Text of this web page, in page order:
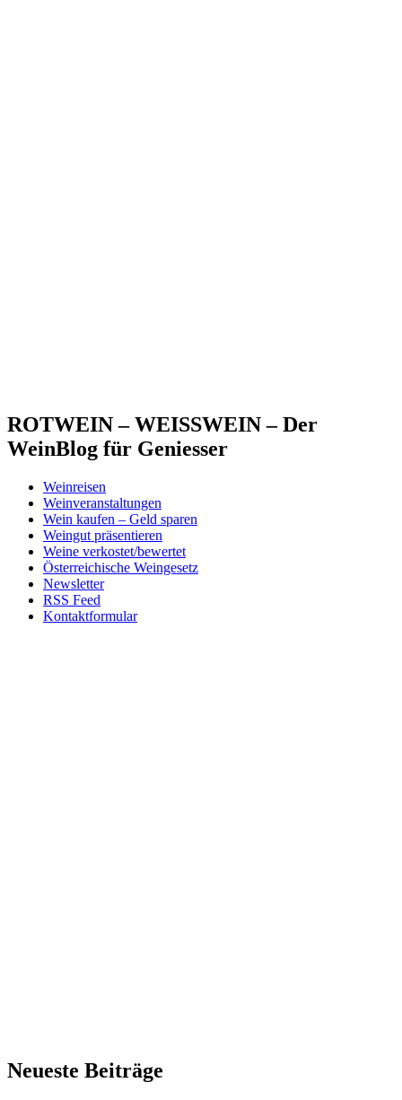
ROTWEIN – WEISSWEIN – Der
WeinBlog für Geniesser
Weinreisen
Weinveranstaltungen
Wein kaufen – Geld sparen
Weingut präsentieren
Weine verkostet/bewertet
Österreichische Weingesetz
Newsletter
RSS Feed
Kontaktformular
Neueste Beiträge